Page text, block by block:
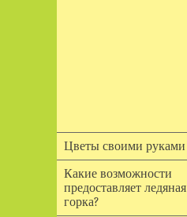
Цветы своими руками
Какие возможности
предоставляет ледяная
горка?